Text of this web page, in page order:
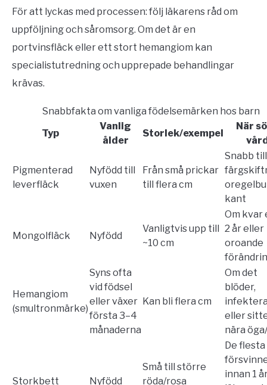
För att lyckas med processen: följ läkarens råd om
uppföljning och såromsorg. Om det är en
portvinsfläck eller ett stort hemangiom kan
specialistutredning och upprepade behandlingar
krävas.
Snabbfakta om vanliga födelsemärken hos barn
Typ
Vanlig
ålder
Storlek/exempel
När
Pigmenterad
leverfläck
Nyfödd till
vuxen
Från små prickar
till flera cm
Snabb
kant
Mongolfläck Nyfödd
Vanligtvis upp till
~10 cm
Om kvar
2 år eller
oroande
Hemangiom
(smultronmärke)
Syns ofta
vid födsel
eller växer
första 3–4
månaderna
Kan bli flera cm
Om det
blöder,
eller
nära
Storkbett Nyfödd
Små till större
röda/rosa
De flesta
innan 1